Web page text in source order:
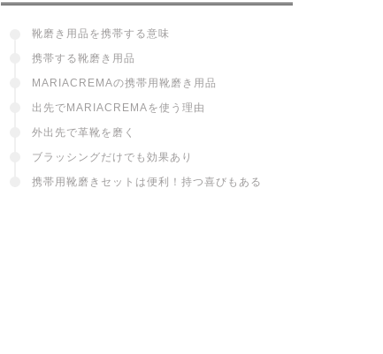
靴磨き用品を携帯する意味
携帯する靴磨き用品
MARIACREMAの携帯用靴磨き用品
出先でMARIACREMAを使う理由
外出先で革靴を磨く
ブラッシングだけでも効果あり
携帯用靴磨きセットは便利！持つ喜びもある